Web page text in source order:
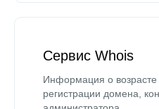
Сервис Whois
Информация о возрасте
регистрации домена,